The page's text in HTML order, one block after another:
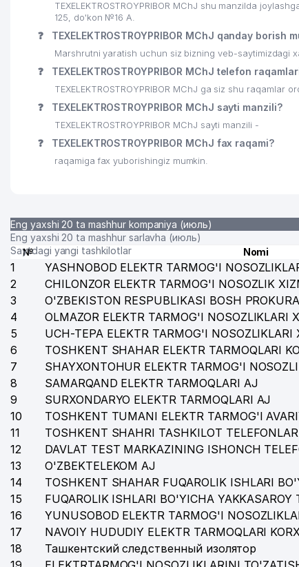
TEXELEKTROSTROYPRIBOR MChJ shu manzilda
125, do'kon №16 A.
❓ TEXELEKTROSTROYPRIBOR MChJ qanday borish
Marshrutni yaratish uchun siz bizning veb-saytimizdagi
❓ TEXELEKTROSTROYPRIBOR MChJ telefon
TEXELEKTROSTROYPRIBOR MChJ ga siz shu raqamlar
❓ TEXELEKTROSTROYPRIBOR MChJ sayti manzili?
TEXELEKTROSTROYPRIBOR MChJ sayti manzili -
❓ TEXELEKTROSTROYPRIBOR MChJ fax raqami?
raqamiga fax yuborishingiz mumkin.
Eng yaxshi 20 ta mashhur kompaniya (июль)
Eng yaxshi 20 ta mashhur sarlavha (июль)
Saytdagi yangi tashkilotlar
№ Nomi
1 YASHNOBOD ELEKTR TARMOG'I
2
CHILONZOR ELEKTR TARMOG'I NOSOZLIK
3
O'ZBEKISTON RESPUBLIKASI BOSH
4
OLMAZOR ELEKTR TARMOG'I NOSOZLIKLARI
5
UCH-TEPA ELEKTR TARMOG'I NOSOZLIKLARI
6
TOSHKENT SHAHAR ELEKTR TARMOQLARI
7
SHAYXONTOHUR ELEKTR TARMOG'I
8
SAMARQAND ELEKTR TARMOQLARI AJ
9
SURXONDARYO ELEKTR TARMOQLARI AJ
10
TOSHKENT TUMANI ELEKTR TARMOG'I
11
TOSHKENT SHAHRI TASHKILOT
12
DAVLAT TEST MARKAZINING ISHONCH
13
O'ZBEKTELEKOM AJ
14
TOSHKENT SHAHAR FUQAROLIK ISHLARI
15
FUQAROLIK ISHLARI BO'YICHA
16
YUNUSOBOD ELEKTR TARMOG'I
17
NAVOIY HUDUDIY ELEKTR TARMOQLARI
18
Ташкентский следственный изолятор